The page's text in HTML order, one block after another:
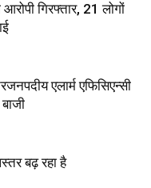
आरोपी गिरफ्तार, 21 लोगों
एलार्म एफिसिएन्सी
बढ़ रहा है